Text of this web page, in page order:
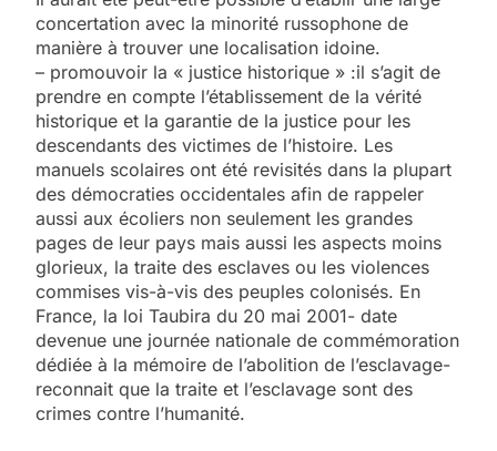
concertation avec la minorité russophone de
manière à trouver une localisation idoine.
– promouvoir la « justice historique » :il s’agit de
prendre en compte l’établissement de la vérité
historique et la garantie de la justice pour les
descendants des victimes de l’histoire. Les
manuels scolaires ont été revisités dans la plupart
des démocraties occidentales afin de rappeler
aussi aux écoliers non seulement les grandes
pages de leur pays mais aussi les aspects moins
glorieux, la traite des esclaves ou les violences
commises vis-à-vis des peuples colonisés. En
France, la loi Taubira du 20 mai 2001- date
devenue une journée nationale de commémoration
dédiée à la mémoire de l’abolition de l’esclavage-
reconnait que la traite et l’esclavage sont des
crimes contre l’humanité.